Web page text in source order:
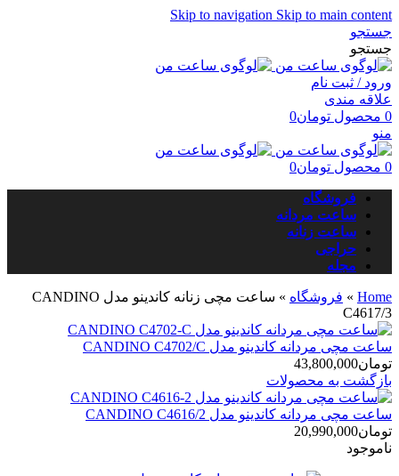
Skip to navigation Skip to main content
جستجو
جستجو
ورود / ثبت نام
علاقه مندی
0 محصول تومان0
منو
0 محصول تومان0
فروشگاه
ساعت مردانه
ساعت زنانه
حراجی
مجله
Home
» فروشگاه »
ساعت مچی زنانه کاندینو مدل CANDINO
C4617/3
ساعت مچی مردانه کاندینو مدل CANDINO C4702/C
تومان43,800,000
بازگشت به محصولات
ساعت مچی مردانه کاندینو مدل CANDINO C4616/2
تومان20,990,000
ناموجود